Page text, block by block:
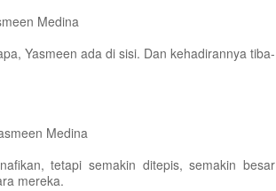
Medina
Yasmeen ada di sisi. Dan kehadirannya tiba-
Medina
tetapi semakin ditepis, semakin besar
mereka.